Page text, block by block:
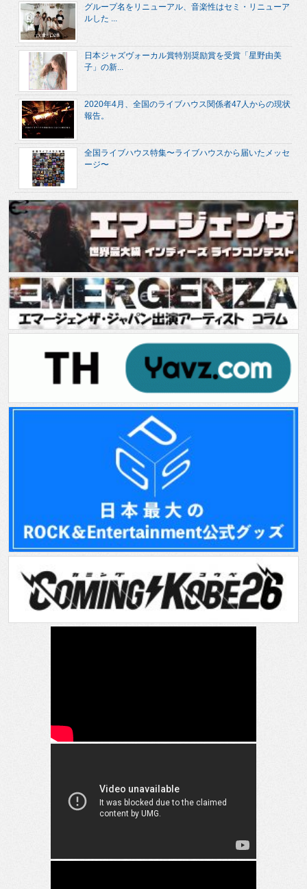
グループ名をリニューアル、音楽性はセミ・リニューア
ルした ...
日本ジャズヴォーカル賞特別奨励賞を受賞「星野由美
子」の新...
2020年4月、全国のライブハウス関係者47人からの現状
報告。
全国ライブハウス特集〜ライブハウスから届いたメッセ
ージ〜